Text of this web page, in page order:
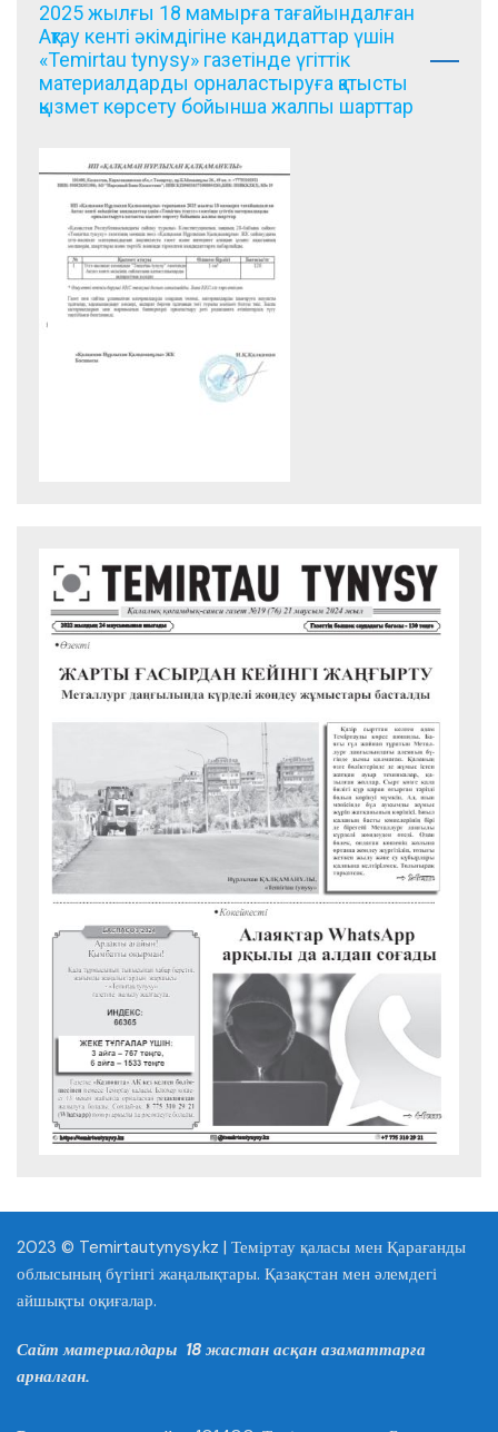
2025 жылғы 18 мамырға тағайындалған
Ақтау кенті әкімдігіне кандидаттар үшін
«Temirtau tynysy» газетінде үгіттік
материалдарды орналастыруға қатысты
қызмет көрсету бойынша жалпы шарттар
2023 © Temirtautynysy.kz | Теміртау қаласы мен Қарағанды
облысының бүгінгі жаңалықтары. Қазақстан мен әлемдегі
айшықты оқиғалар.
Сайт материалдары 18 жастан асқан азаматтарға
арналған.